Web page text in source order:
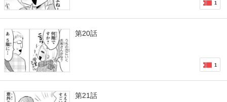
1
第20話
1
第21話